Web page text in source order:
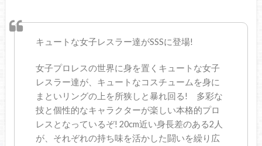
キュートな女子レスラー達がSSSに登場!
女子プロレスの世界に身を置くキュートな女子
レスラー達が、キュートなコスチュームを身に
まといリングの上を所狭しと暴れ回る! 多彩な
技と個性的なキャラクターが楽しい本格的プロ
レスとなっているぞ! 20cm近い身長差のある2人
が、それぞれの持ち味を活かした闘いを繰り広